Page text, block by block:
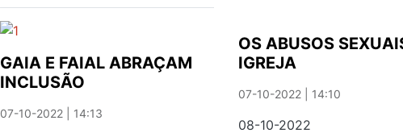
JUVENTUDE
EM
GAIA E FAIAL ABRAÇAM
INCLUSÃO
07-10-2022 | 14:13
OS ABUSOS
IGREJA
07-10-2022 | 14:10
08-10-2022